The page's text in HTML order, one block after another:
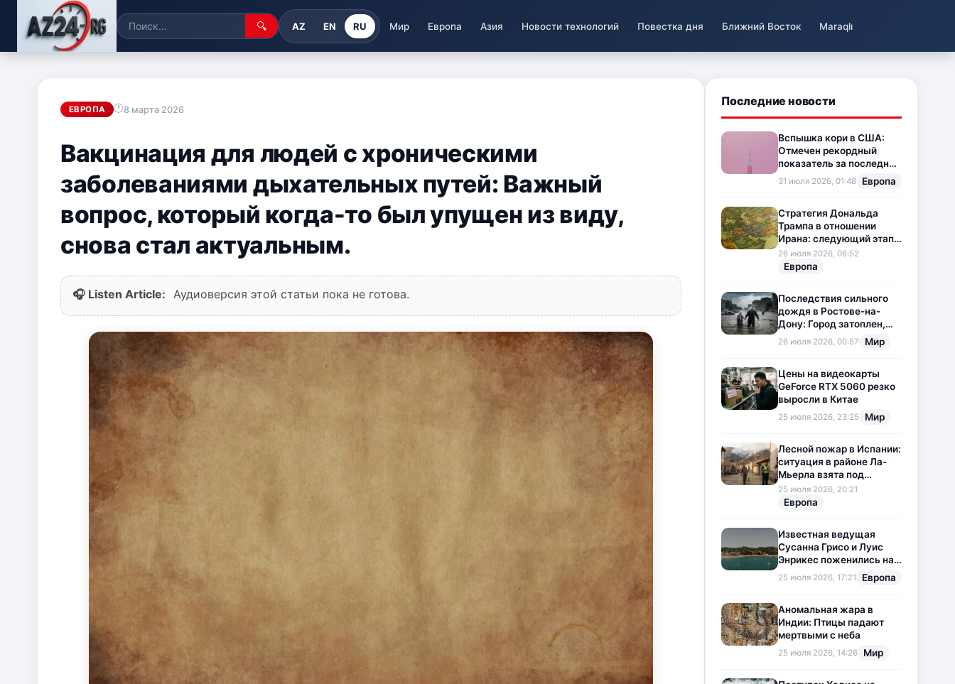
🔍 AZ EN RU Мир Европа Азия Новости технологий Повестка дня Ближний Восток Maraqlı
ЕВРОПА 8 марта 2026
Вакцинация для людей с хроническими
заболеваниями дыхательных путей: Важный
вопрос, который когда-то был упущен из виду,
снова стал актуальным.
🎧 Listen Article: Аудиоверсия этой статьи пока не готова.
Последние новости
Вспышка кори в США:
Отмечен рекордный
показатель за последние
35 лет
31 июля 2026, 01:48 Европа
Стратегия Дональда
Трампа в отношении
Ирана: следующий этап
напряженности на
Ближнем Востоке
26 июля 2026, 06:52
Европа
Последствия сильного
дождя в Ростове-на-
Дону: Город затоплен,
свет отключен
26 июля 2026, 00:57 Мир
Цены на видеокарты
GeForce RTX 5060 резко
выросли в Китае
25 июля 2026, 23:25 Мир
Лесной пожар в Испании:
ситуация в районе Ла-
Мьерла взята под
контроль
25 июля 2026, 20:21
Европа
Известная ведущая
Сусанна Грисо и Луис
Энрикес поженились на
Коста-Браве
25 июля 2026, 17:21 Европа
Аномальная жара в
Индии: Птицы падают
мертвыми с неба
25 июля 2026, 14:26 Мир